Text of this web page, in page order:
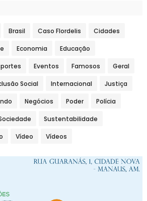
Brasil Caso Flordelis Cidades
Economia Educação
Eventos Famosos Geral
Social Internacional Justiça
Negócios Poder Polícia
Sustentabilidade
Vídeo Vídeos